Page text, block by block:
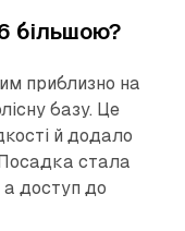
більшою?
приблизно на
базу. Це
й додало
стала
а доступ до